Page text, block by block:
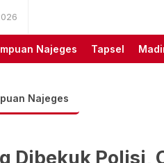
Najeges
Tapsel
Najeges
Dibekuk Polisi,